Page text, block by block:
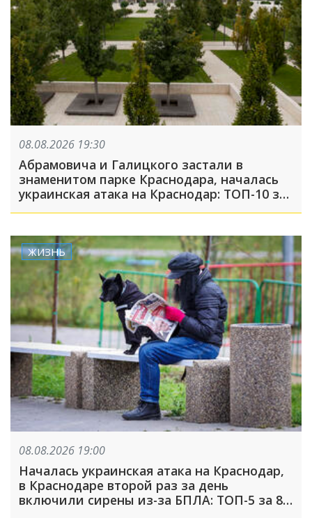
08.08.2026 19:30
Абрамовича и Галицкого застали в
знаменитом парке Краснодара, началась
украинская атака на Краснодар: ТОП-10 за
ЖИЗНЬ
08.08.2026 19:00
Началась украинская атака на Краснодар,
в Краснодаре второй раз за день
включили сирены из-за БПЛА: ТОП-5 за 8